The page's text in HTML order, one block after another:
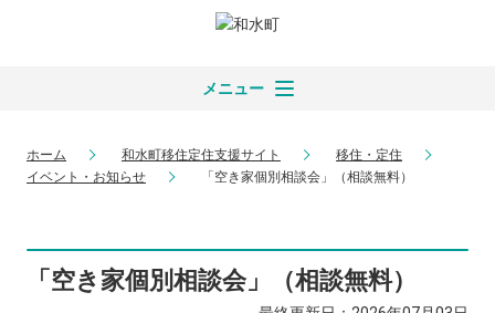
メニュー
ホーム 和水町移住定住支援サイト
移住・定住
イベント・お知らせ
「空き家個別相談会」（相談無料）
「空き家個別相談会」（相談無料）